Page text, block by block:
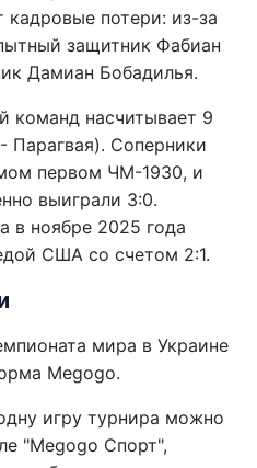
потери: из-за
защитник Фабиан
Дамиан Бобадилья.
команд насчитывает 9
Соперники
первом ЧМ-1930, и
выиграли 3:0.
в ноябре 2025 года
США со счетом 2:1.
мира в Украине
Megogo.
игру турнира можно
"Megogo Спорт",